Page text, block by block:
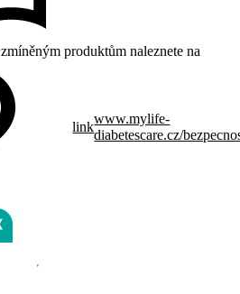
produktům naleznete na
link
www.mylife-
diabetescare.cz/